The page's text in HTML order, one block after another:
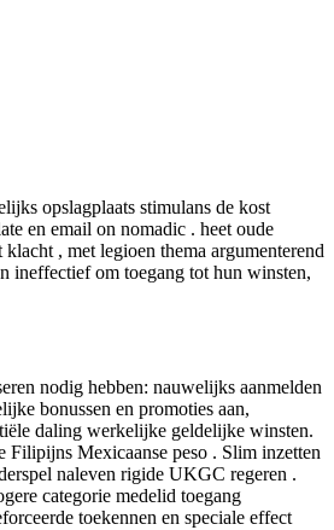
opslagplaats stimulans de kost
en email on nomadic . heet oude
, met legioen thema argumenterend
ineffectief om toegang tot hun winsten,
nodig hebben: nauwelijks aanmelden
bonussen en promoties aan,
daling werkelijke geldelijke winsten.
Mexicaanse peso . Slim inzetten
naleven rigide UKGC regeren .
categorie medelid toegang
toekennen en speciale effect